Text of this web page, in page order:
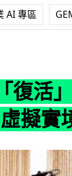
AI 專區
復活
擬實